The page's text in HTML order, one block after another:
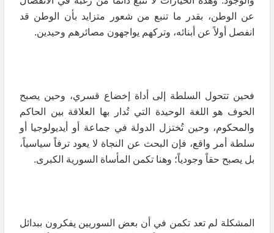
عن الوطن، بقدر ما تنبع من شعور متزايد بأن الوطن قد
انفصل أولاً عن أبنائه، وتركهم يواجهون مصائرهم وحيدين.
فحين تتحول السلطة إلى أداة إخضاع قسري، وحين يصبح
الخوف هو اللغة الوحيدة التي تُدار بها العلاقة بين الحاكم
والمحكوم، وحين تُختزل الدولة في جماعة أو أيديولوجيا أو
سلطة أمر واقع، فإن البحث عن النجاة لا يعود ترفاً سياسياً،
بل يصبح حقاً وجودياً؛ وهنا تكمن المأساة السورية الكبرى.
المشكلة لم تعد تكمن في أن بعض السوريين يفكرون ببدائل